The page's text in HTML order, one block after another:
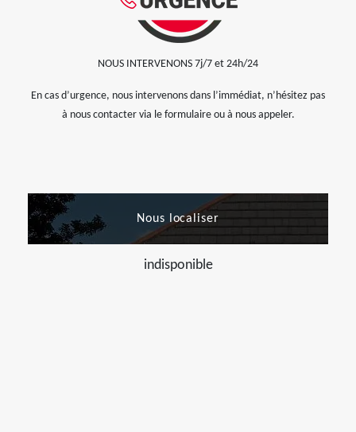
NOUS INTERVENONS 7j/7 et 24h/24
En cas d’urgence, nous intervenons dans l’immédiat, n’hésitez pas
à nous contacter via le formulaire ou à nous appeler.
Nous localiser
indisponible